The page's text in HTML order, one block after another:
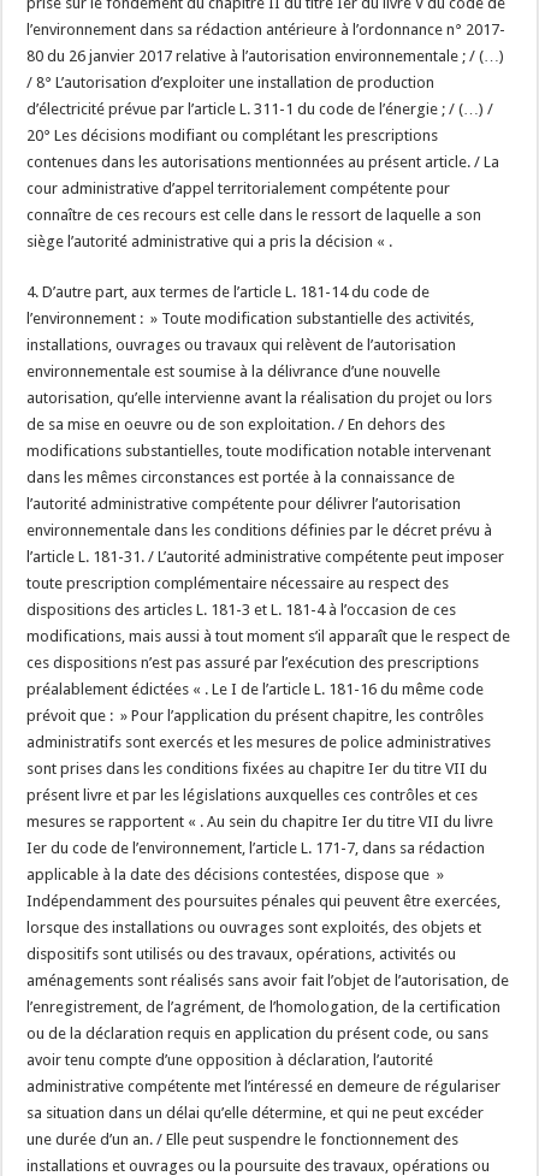
l’environnement dans sa rédaction antérieure à l’ordonnance n° 2017-
80 du 26 janvier 2017 relative à l’autorisation environnementale ; / (…)
/ 8° L’autorisation d’exploiter une installation de production
d’électricité prévue par l’article L. 311-1 du code de l’énergie ; / (…) /
20° Les décisions modifiant ou complétant les prescriptions
contenues dans les autorisations mentionnées au présent article. / La
cour administrative d’appel territorialement compétente pour
connaître de ces recours est celle dans le ressort de laquelle a son
siège l’autorité administrative qui a pris la décision « .
4. D’autre part, aux termes de l’article L. 181-14 du code de
l’environnement : » Toute modification substantielle des activités,
installations, ouvrages ou travaux qui relèvent de l’autorisation
environnementale est soumise à la délivrance d’une nouvelle
autorisation, qu’elle intervienne avant la réalisation du projet ou lors
de sa mise en oeuvre ou de son exploitation. / En dehors des
modifications substantielles, toute modification notable intervenant
dans les mêmes circonstances est portée à la connaissance de
l’autorité administrative compétente pour délivrer l’autorisation
environnementale dans les conditions définies par le décret prévu à
l’article L. 181-31. / L’autorité administrative compétente peut imposer
toute prescription complémentaire nécessaire au respect des
dispositions des articles L. 181-3 et L. 181-4 à l’occasion de ces
modifications, mais aussi à tout moment s’il apparaît que le respect de
ces dispositions n’est pas assuré par l’exécution des prescriptions
préalablement édictées « . Le I de l’article L. 181-16 du même code
prévoit que : » Pour l’application du présent chapitre, les contrôles
administratifs sont exercés et les mesures de police administratives
sont prises dans les conditions fixées au chapitre Ier du titre VII du
présent livre et par les législations auxquelles ces contrôles et ces
mesures se rapportent « . Au sein du chapitre Ier du titre VII du livre
Ier du code de l’environnement, l’article L. 171-7, dans sa rédaction
applicable à la date des décisions contestées, dispose que »
Indépendamment des poursuites pénales qui peuvent être exercées,
lorsque des installations ou ouvrages sont exploités, des objets et
dispositifs sont utilisés ou des travaux, opérations, activités ou
aménagements sont réalisés sans avoir fait l’objet de l’autorisation, de
l’enregistrement, de l’agrément, de l’homologation, de la certification
ou de la déclaration requis en application du présent code, ou sans
avoir tenu compte d’une opposition à déclaration, l’autorité
administrative compétente met l’intéressé en demeure de régulariser
sa situation dans un délai qu’elle détermine, et qui ne peut excéder
une durée d’un an. / Elle peut suspendre le fonctionnement des
installations et ouvrages ou la poursuite des travaux, opérations ou